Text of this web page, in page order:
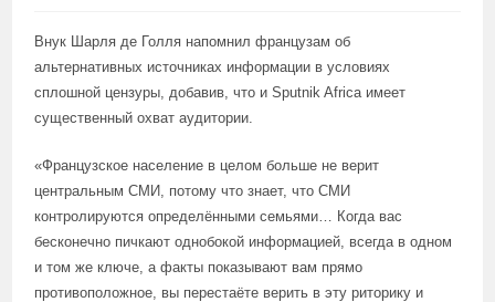
Внук Шарля де Голля напомнил французам об
альтернативных источниках информации в условиях
сплошной цензуры, добавив, что и Sputnik Africa имеет
существенный охват аудитории.
«Французское население в целом больше не верит
центральным СМИ, потому что знает, что СМИ
контролируются определёнными семьями… Когда вас
бесконечно пичкают однобокой информацией, всегда в одном
и том же ключе, а факты показывают вам прямо
противоположное, вы перестаёте верить в эту риторику и